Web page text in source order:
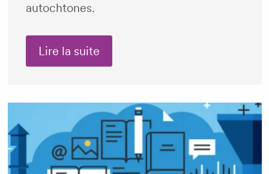
autochtones.
Lire la suite